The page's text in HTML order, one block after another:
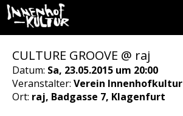
CULTURE GROOVE @ raj
Datum: Sa, 23.05.2015 um 20:00
Veranstalter: Verein Innenhofkultur
Ort: raj, Badgasse 7, Klagenfurt